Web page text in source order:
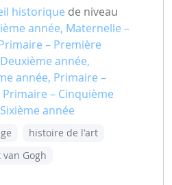
historique de niveau
année, Maternelle –
– Première
année,
année, Primaire –
– Cinquième
année
histoire de l'art
Gogh